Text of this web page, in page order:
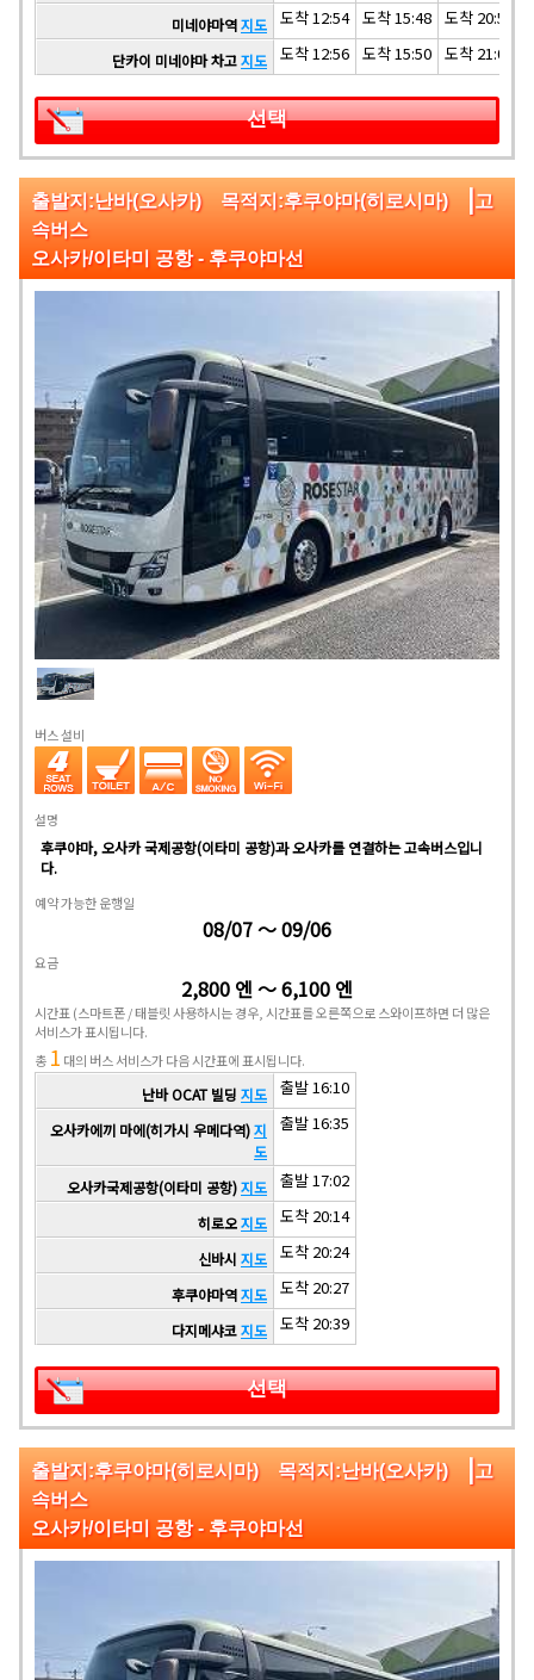
미네야마역지도 도착 12:54 도착 15:48 도착 20:58
단카이 미네야마 차고지도 도착 12:56 도착 15:50 도착 21:00
선택
출발지:난바(오사카) 목적지:후쿠야마(히로시마) |고
속버스
오사카/이타미 공항 - 후쿠야마선
버스 설비
설명
후쿠야마, 오사카 국제공항(이타미 공항)과 오사카를 연결하는 고속버스입니
다.
예약 가능한 운행일
08/07 ～ 09/06
요금
2,800 엔 ～ 6,100 엔
시간표 (스마트폰 / 태블릿 사용하시는 경우, 시간표를 오른쪽으로 스와이프하면 더 많은
서비스가 표시됩니다.
총 1 대의 버스 서비스가 다음 시간표에 표시됩니다.
난바 OCAT 빌딩 지도 출발 16:10
오사카에끼 마에(히가시 우메다역)지
도
출발 16:35
오사카국제공항(이타미 공항)지도 출발 17:02
히로오지도 도착 20:14
신바시 지도 도착 20:24
후쿠야마역지도 도착 20:27
다지메샤코지도 도착 20:39
선택
출발지:후쿠야마(히로시마) 목적지:난바(오사카) |고
속버스
오사카/이타미 공항 - 후쿠야마선